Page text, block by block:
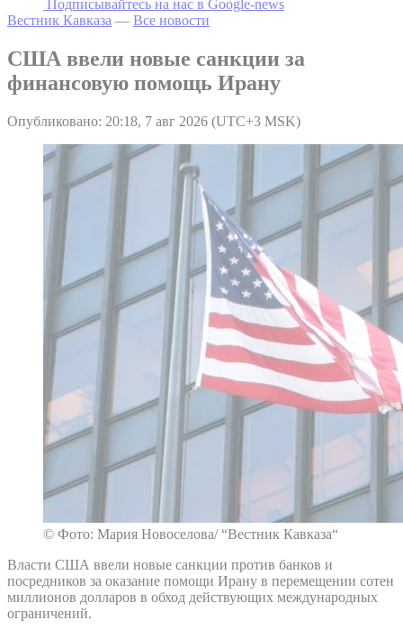
Подписывайтесь на наc в Google-news
Вестник Кавказа — Все новости
США ввели новые санкции за
финансовую помощь Ирану
Опубликовано: 20:18, 7 авг 2026 (UTC+3 MSK)
© Фото: Мария Новоселова/ “Вестник Кавказа“
Власти США ввели новые санкции против банков и
посредников за оказание помощи Ирану в перемещении сотен
миллионов долларов в обход действующих международных
ограничений.